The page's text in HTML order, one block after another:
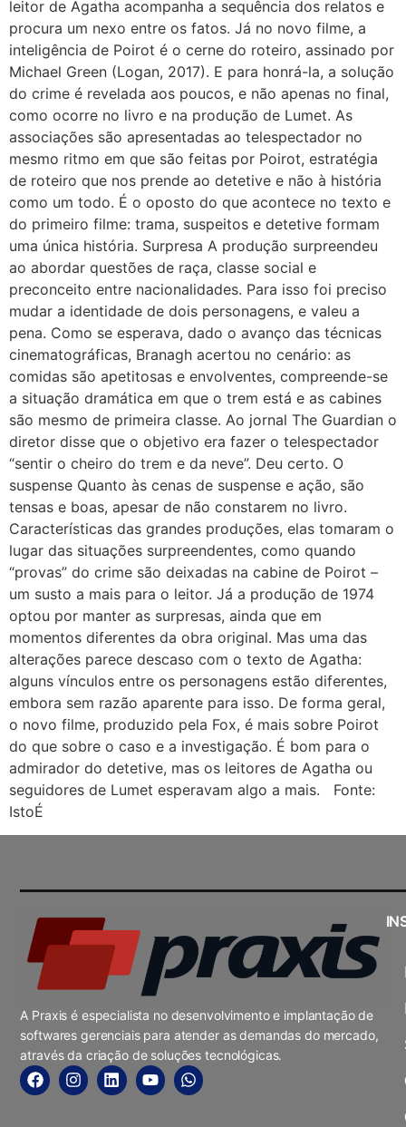
leitor de Agatha acompanha a sequência dos relatos e
procura um nexo entre os fatos. Já no novo filme, a
inteligência de Poirot é o cerne do roteiro, assinado por
Michael Green (Logan, 2017). E para honrá-la, a solução
do crime é revelada aos poucos, e não apenas no final,
como ocorre no livro e na produção de Lumet. As
associações são apresentadas ao telespectador no
mesmo ritmo em que são feitas por Poirot, estratégia
de roteiro que nos prende ao detetive e não à história
como um todo. É o oposto do que acontece no texto e
do primeiro filme: trama, suspeitos e detetive formam
uma única história. Surpresa A produção surpreendeu
ao abordar questões de raça, classe social e
preconceito entre nacionalidades. Para isso foi preciso
mudar a identidade de dois personagens, e valeu a
pena. Como se esperava, dado o avanço das técnicas
cinematográficas, Branagh acertou no cenário: as
comidas são apetitosas e envolventes, compreende-se
a situação dramática em que o trem está e as cabines
são mesmo de primeira classe. Ao jornal The Guardian o
diretor disse que o objetivo era fazer o telespectador
“sentir o cheiro do trem e da neve”. Deu certo. O
suspense Quanto às cenas de suspense e ação, são
tensas e boas, apesar de não constarem no livro.
Características das grandes produções, elas tomaram o
lugar das situações surpreendentes, como quando
“provas” do crime são deixadas na cabine de Poirot –
um susto a mais para o leitor. Já a produção de 1974
optou por manter as surpresas, ainda que em
momentos diferentes da obra original. Mas uma das
alterações parece descaso com o texto de Agatha:
alguns vínculos entre os personagens estão diferentes,
embora sem razão aparente para isso. De forma geral,
o novo filme, produzido pela Fox, é mais sobre Poirot
do que sobre o caso e a investigação. É bom para o
admirador do detetive, mas os leitores de Agatha ou
seguidores de Lumet esperavam algo a mais. Fonte:
IstoÉ
A Praxis é especialista no desenvolvimento e implantação de
softwares gerenciais para atender as demandas do mercado,
através da criação de soluções tecnológicas.